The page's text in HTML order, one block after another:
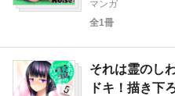
マンガ
全1冊
それは霊のし
ドキ！描き下